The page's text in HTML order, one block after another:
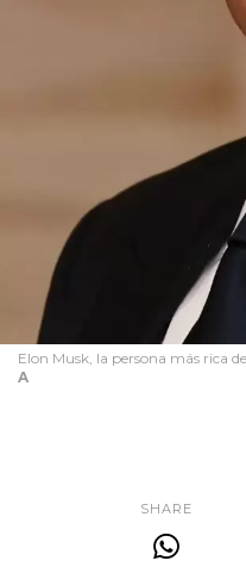
Elon Musk, la persona más rica
A
SHARE